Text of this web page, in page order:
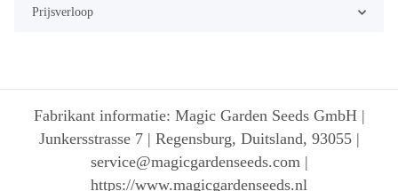
Prijsverloop
Fabrikant informatie: Magic Garden Seeds GmbH |
Junkersstrasse 7 | Regensburg, Duitsland, 93055 |
service@magicgardenseeds.com |
https://www.magicgardenseeds.nl